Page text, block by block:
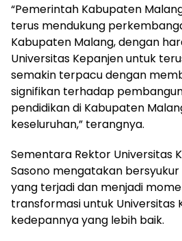
“Pemerintah Kabupaten
terus mendukung
Kabupaten Malang, dengan
Universitas Kepanjen untuk
semakin terpacu dengan
signifikan terhadap
pendidikan di Kabupaten
keseluruhan,” terangnya.
Sementara Rektor Universitas
Sasono mengatakan
yang terjadi dan menjadi
transformasi untuk Universitas
kedepannya yang lebih baik.